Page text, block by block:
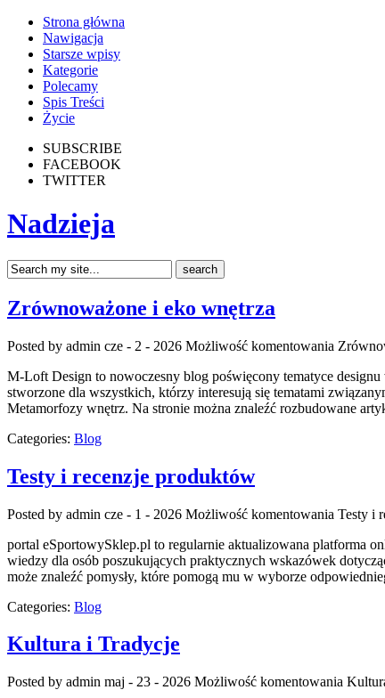
Strona główna
Nawigacja
Starsze wpisy
Kategorie
Polecamy
Spis Treści
Życie
SUBSCRIBE
FACEBOOK
TWITTER
Nadzieja
Zrównoważone i eko wnętrza
Posted by admin cze - 2 - 2026 Możliwość komentowania
M-Loft Design to nowoczesny blog poświęcony tematyce
stworzone dla wszystkich, którzy interesują się tematami
Metamorfozy wnętrz. Na stronie można znaleźć rozbudowane
Categories: Blog
Testy i recenzje produktów
Posted by admin cze - 1 - 2026 Możliwość komentowania Testy i
portal eSportowySklep.pl to regularnie aktualizowana platforma
wiedzy dla osób poszukujących praktycznych wskazówek
może znaleźć pomysły, które pomogą mu w wyborze
Categories: Blog
Kultura i Tradycje
Posted by admin maj - 23 - 2026 Możliwość komentowania